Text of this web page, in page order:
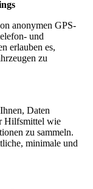
anonymen GPS-
und
erlauben es,
zu
Daten
Hilfsmittel wie
zu sammeln.
minimale und